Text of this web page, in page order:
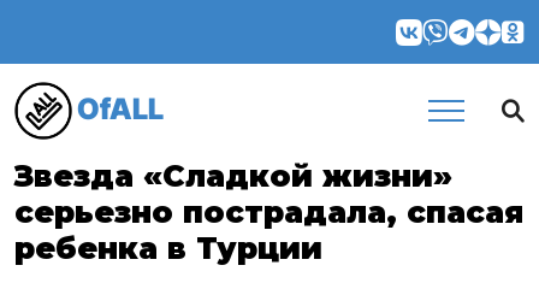
OfALL
Звезда «Сладкой жизни»
серьезно пострадала, спасая
ребенка в Турции